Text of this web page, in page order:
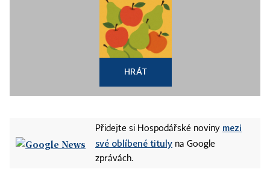
HRÁT
Přidejte si Hospodářské noviny mezi
své oblíbené tituly na Google
zprávách.